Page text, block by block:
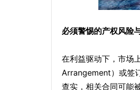
必须警惕的产权风险
在利益驱动下，市场
Arrangement）或签
查实，相关合同可能